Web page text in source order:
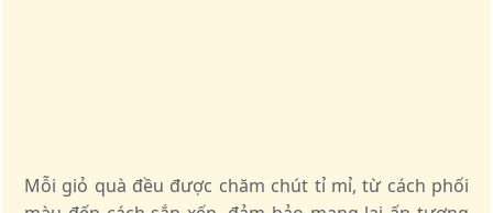
Mỗi giỏ quà đều được chăm chút tỉ mỉ, từ cách phối